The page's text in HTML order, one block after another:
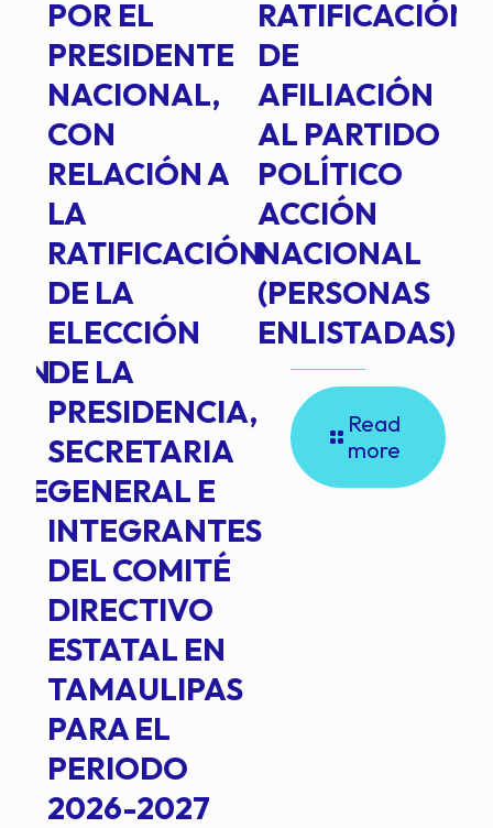
POR EL
PRESIDENTE
NACIONAL,
CON
RELACIÓN A
LA
RATIFICACIÓN
DE LA
ELECCIÓN
DE LA
PRESIDENCIA,
SECRETARIA
GENERAL E
INTEGRANTES
DEL COMITÉ
DIRECTIVO
ESTATAL EN
TAMAULIPAS
PARA EL
PERIODO
2026-2027
RATIFICACIÓN
DE
AFILIACIÓN
AL PARTIDO
POLÍTICO
ACCIÓN
NACIONAL
(PERSONAS
ENLISTADAS)
Read
more